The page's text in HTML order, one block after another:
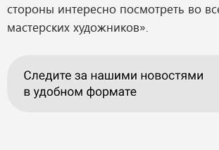
стороны интересно посмотреть во
мастерских художников».